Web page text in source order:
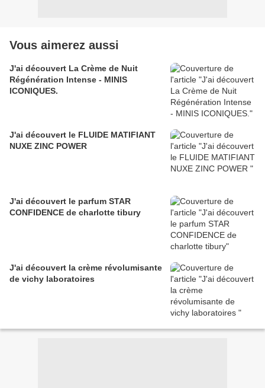
Vous aimerez aussi
J'ai découvert La Crème de Nuit
Régénération Intense - MINIS
ICONIQUES.
J'ai découvert le FLUIDE MATIFIANT
NUXE ZINC POWER
J'ai découvert le parfum STAR
CONFIDENCE de charlotte tibury
J'ai découvert la crème révolumisante
de vichy laboratoires